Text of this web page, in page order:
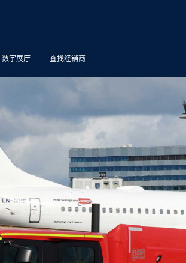
数字展厅 查找经销商